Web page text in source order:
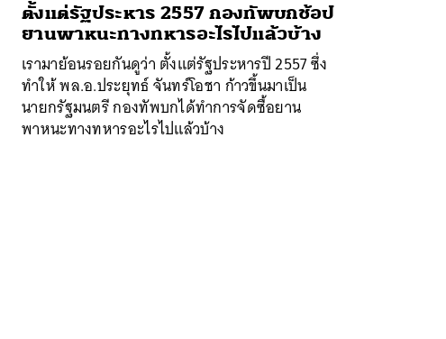
ตั้งแต่รัฐประหาร 2557 กองทัพบกช้อป
ยานพาหนะทางทหารอะไรไปแล้วบ้าง
เรามาย้อนรอยกันดูว่า ตั้งแต่รัฐประหารปี 2557 ซึ่ง
ทำให้ พล.อ.ประยุทธ์ จันทร์โอชา ก้าวขึ้นมาเป็น
นายกรัฐมนตรี กองทัพบกได้ทำการจัดซื้อยาน
พาหนะทางทหารอะไรไปแล้วบ้าง